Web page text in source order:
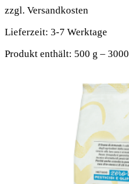
zzgl. Versandkosten
Lieferzeit: 3-7 Werktage
Produkt enthält: 500 g – 3000